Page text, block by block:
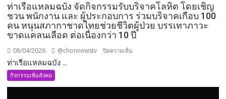
ท่าเรือแหลมฉบัง จัดกิจกรรมรับบริจาคโลหิต โดยเชิญ
ชวน พนักงาน และ ผู้ประกอบการ ร่วมบริจาคเกือบ 100
คน หนุนสภากาชาดไทยช่วยชีวิตผู้ป่วย บรรเทาภาวะ
ขาดแคลนเลือด ต่อเนื่องกว่า 10 ปี
08/04/2026 @chonnewstv ปิดความเห็น
ท่าเรือแหลมฉบัง ...
กิจกรรมเพื่อสังคม